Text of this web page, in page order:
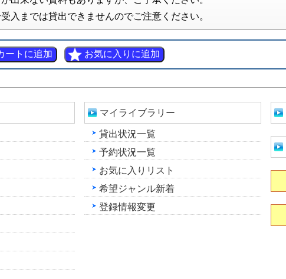
入までは貸出できませんのでご注意ください。
マイライブラリー
貸出状況一覧
予約状況一覧
お気に入りリスト
希望ジャンル新着
登録情報変更